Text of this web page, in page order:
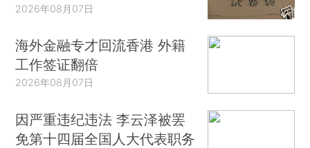
2026年08月07日
海外金融专才回流香港 外籍
工作签证翻倍
2026年08月07日
因严重违纪违法 李云泽被罢
免第十四届全国人大代表职务